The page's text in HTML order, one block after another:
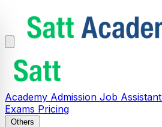
Academy Admission Job Assistant
Exams Pricing
Others